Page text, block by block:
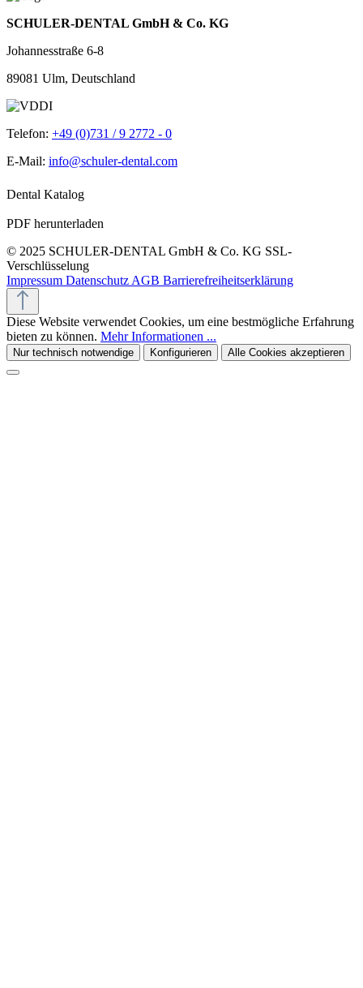
SCHULER-DENTAL GmbH & Co. KG
Johannesstraße 6-8
89081 Ulm, Deutschland
Telefon: +49 (0)731 / 9 2772 - 0
E-Mail: info@schuler-dental.com
Dental Katalog
PDF herunterladen
© 2025 SCHULER-DENTAL GmbH & Co. KG SSL-
Verschlüsselung
Impressum Datenschutz AGB Barrierefreiheitserklärung
Diese Website verwendet Cookies, um eine bestmögliche Erfahrung
bieten zu können. Mehr Informationen ...
Nur technisch notwendige Konfigurieren Alle Cookies akzeptieren